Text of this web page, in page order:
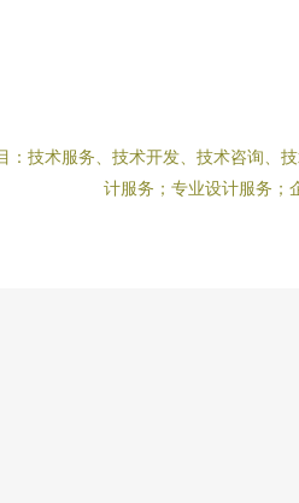
：技术服务、技术开发、技术咨询、
计服务；专业设计服务；